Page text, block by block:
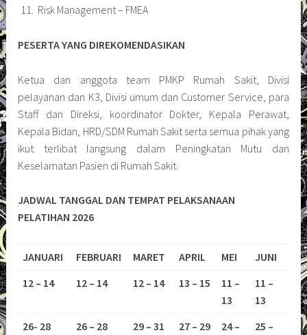
Risk Management – FMEA
PESERTA YANG DIREKOMENDASIKAN
Ketua dan anggota team PMKP Rumah Sakit, Divisi
pelayanan dan K3, Divisi umum dan Customer Service, para
Staff dan Direksi, koordinator Dokter, Kepala Perawat,
Kepala Bidan, HRD/SDM Rumah Sakit serta semua pihak yang
ikut terlibat langsung dalam Peningkatan Mutu dan
Keselamatan Pasien di Rumah Sakit.
JADWAL TANGGAL DAN TEMPAT PELAKSANAAN
PELATIHAN 2026
JANUARI FEBRUARI MARET APRIL MEI
JUNI
12 – 14
12 – 14 12 – 14 13 – 15
11 –
13
11 –
13
26- 28
26 – 28 29 – 31 27 – 29
24 –
25 –